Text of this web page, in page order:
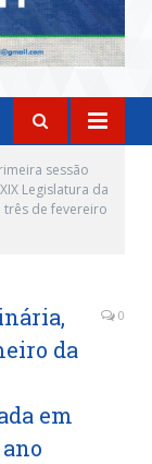
sessão
Legislatura da
três de fevereiro
da
em
0